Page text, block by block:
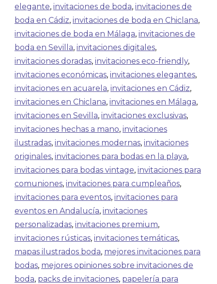
elegante, invitaciones de boda, invitaciones de
boda en Cádiz, invitaciones de boda en Chiclana,
invitaciones de boda en Málaga, invitaciones de
boda en Sevilla, invitaciones digitales,
invitaciones doradas, invitaciones eco-friendly,
invitaciones económicas, invitaciones elegantes,
invitaciones en acuarela, invitaciones en Cádiz,
invitaciones en Chiclana, invitaciones en Málaga,
invitaciones en Sevilla, invitaciones exclusivas,
invitaciones hechas a mano, invitaciones
ilustradas, invitaciones modernas, invitaciones
originales, invitaciones para bodas en la playa,
invitaciones para bodas vintage, invitaciones para
comuniones, invitaciones para cumpleaños,
invitaciones para eventos, invitaciones para
eventos en Andalucía, invitaciones
personalizadas, invitaciones premium,
invitaciones rústicas, invitaciones temáticas,
mapas ilustrados boda, mejores invitaciones para
bodas, mejores opiniones sobre invitaciones de
boda, packs de invitaciones, papelería para